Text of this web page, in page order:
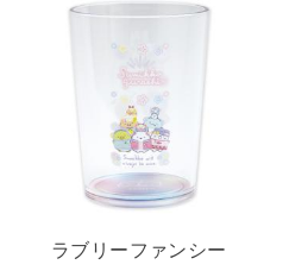
ラブリーファンシー